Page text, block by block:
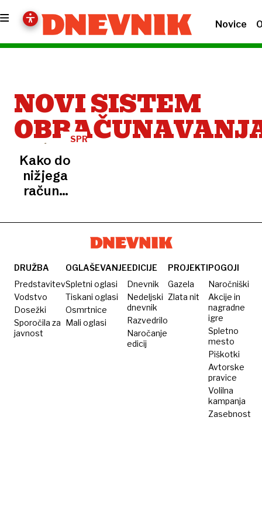
Novice
NOVI SISTEM
SPREMEMBE
Kako do
nižjega
računa
za
morate
storiti?
DRUŽBA
Predstavitev
Vodstvo
Dosežki
Sporočila za
javnost
OGLAŠEVANJE
Spletni oglasi
Tiskani oglasi
Osmrtnice
Mali oglasi
EDICIJE
Dnevnik
Nedeljski
dnevnik
Razvedrilo
Naročanje
edicij
PROJEKTI
Gazela
Zlata nit
POGOJI
Naročniški
Akcije in
nagradne
igre
Spletno
mesto
Piškotki
Avtorske
pravice
Volilna
kampanja
Zasebnost